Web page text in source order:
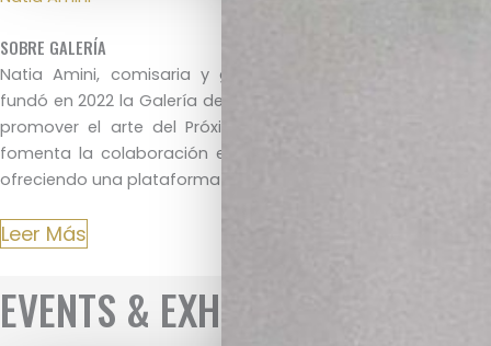
SOBRE GALERÍA
Natia Amini, comisaria y gestora cultural de origen iraní,
fundó en 2022 la Galería de Arte Natia Amini en España para
promover el arte del Próximo y Lejano Oriente. Su galería
fomenta la colaboración entre artistas europeos e iraníes,
ofreciendo una plataforma diversa.
Leer Más
EVENTS & EXHIBITIONS